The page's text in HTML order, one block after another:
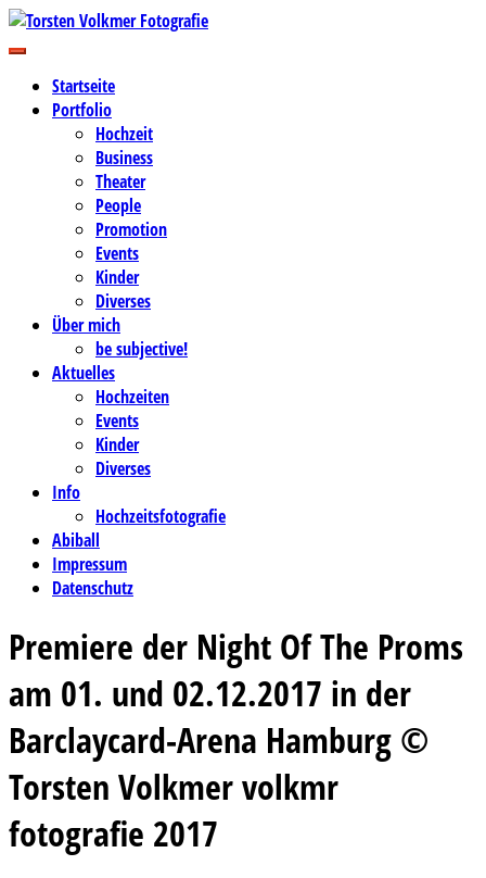
Zum
Inhalt
Torsten Volkmer Fotografie
Business-, Portrait- und Hochzeitsfotografie
Startseite
Portfolio
Hochzeit
Business
Theater
People
Promotion
Events
Kinder
Diverses
Über mich
be subjective!
Aktuelles
Hochzeiten
Events
Kinder
Diverses
Info
Hochzeitsfotografie
Abiball
Impressum
Datenschutz
Premiere der Night Of The Proms
am 01. und 02.12.2017 in der
Barclaycard-Arena Hamburg ©
Torsten Volkmer volkmr
fotografie 2017